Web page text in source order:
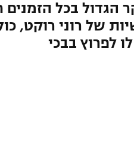
הגדול בכל
של רוני רוקט,
לפרוץ בבכי